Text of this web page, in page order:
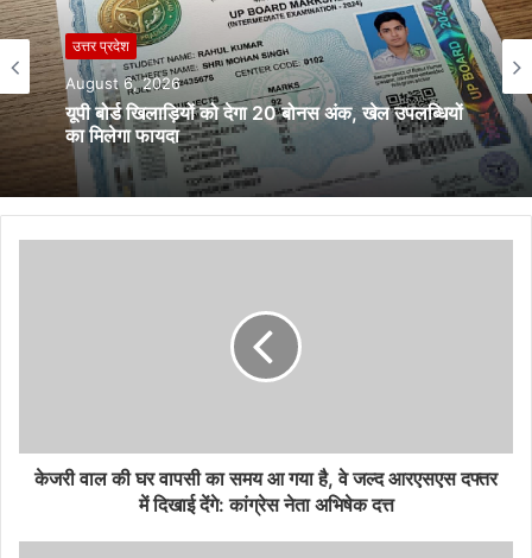
उत्तर प्रदेश
August 6, 2026
यूपी बोर्ड खिलाड़ियों को देगा 20 बोनस अंक, खेल उपलब्धियों
का मिलेगा फायदा
केजरी वाल की घर वापसी का समय आ गया है, वे जल्द आरएसएस दफ्तर
में दिखाई देंगे: कांग्रेस नेता अभिषेक दत्त